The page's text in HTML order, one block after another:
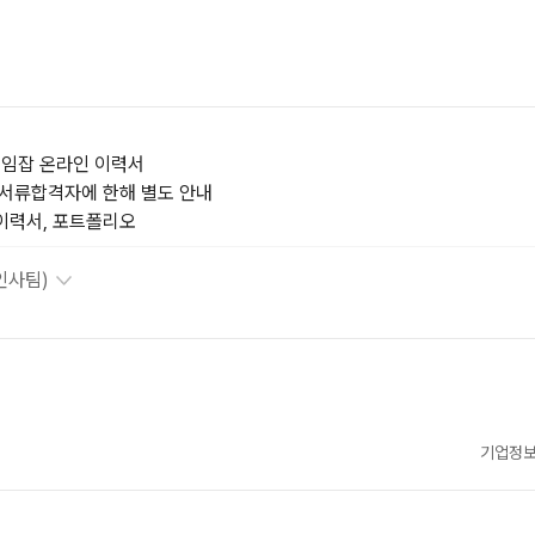
잡 온라인 이력서
류합격자에 한해 별도 안내
력서, 포트폴리오
사팀)
기업정